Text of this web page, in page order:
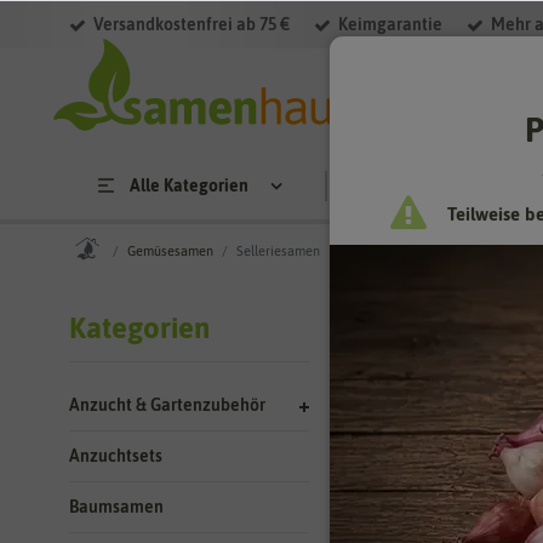
Versandkostenfrei ab 75 € Keimgarantie Mehr
Alle Kategorien
Gemüsesamen Selleriesamen
Kategorien
Anzucht & Gartenzubehör
Anzuchtsets
Baumsamen
Sellerie –
Sellerie gehört
mehr. Das
Heilpflanze, die
Weitere
Filter
Teilweise